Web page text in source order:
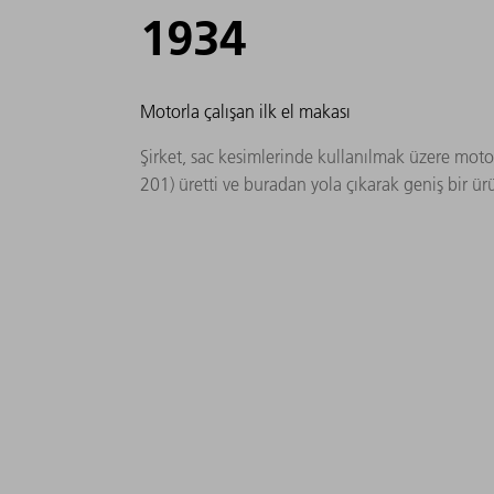
1934
Motorla çalışan ilk el makası
Şirket, sac kesimlerinde kullanılmak üzere
201) üretti ve buradan yola çıkarak geniş bir